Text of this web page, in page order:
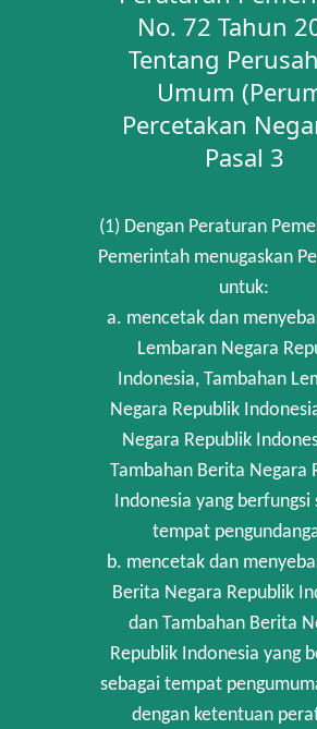
No. 72 Tahun
Tentang
Umum
Percetakan
Pasal 3
(1) Dengan Peraturan
Pemerintah menugaskan
untuk:
a. mencetak dan
Lembaran Negara
Indonesia, Tambahan
Negara Republik
Negara Republik
Tambahan Berita Negara
Indonesia yang berfungsi
tempat
b. mencetak dan
Berita Negara Republik
dan Tambahan Berita
Republik Indonesia yang
sebagai tempat
dengan ketentuan